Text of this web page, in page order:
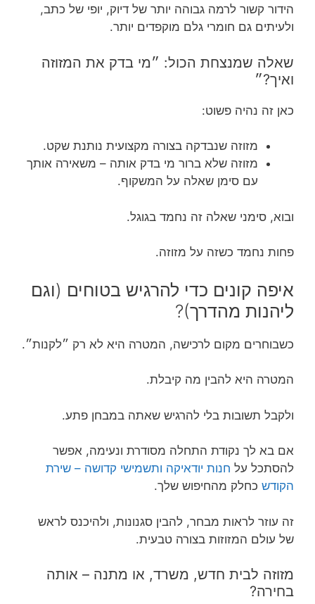
הידור קשור לרמה גבוהה יותר של דיוק, יופי של כתב,
ולעיתים גם חומרי גלם מוקפדים יותר.
שאלה שמנצחת הכול: ״מי בדק את המזוזה
ואיך?״
כאן זה נהיה פשוט:
מזוזה שנבדקה בצורה מקצועית נותנת שקט.
מזוזה שלא ברור מי בדק אותה – משאירה אותך
עם סימן שאלה על המשקוף.
ובוא, סימני שאלה זה נחמד בגוגל.
פחות נחמד כשזה על מזוזה.
איפה קונים כדי להרגיש בטוחים (וגם
ליהנות מהדרך)?
כשבוחרים מקום לרכישה, המטרה היא לא רק ״לקנות״.
המטרה היא להבין מה קיבלת.
ולקבל תשובות בלי להרגיש שאתה במבחן פתע.
אם בא לך נקודת התחלה מסודרת ונעימה, אפשר
להסתכל על חנות יודאיקה ותשמישי קדושה – שירת
הקודש כחלק מהחיפוש שלך.
זה עוזר לראות מבחר, להבין סגנונות, ולהיכנס לראש
של עולם המזוזות בצורה טבעית.
מזוזה לבית חדש, משרד, או מתנה – אותה
בחירה?